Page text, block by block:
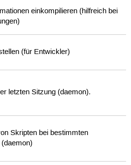
einkompilieren (hilfreich bei
(für Entwickler)
letzten Sitzung (daemon).
Skripten bei bestimmten